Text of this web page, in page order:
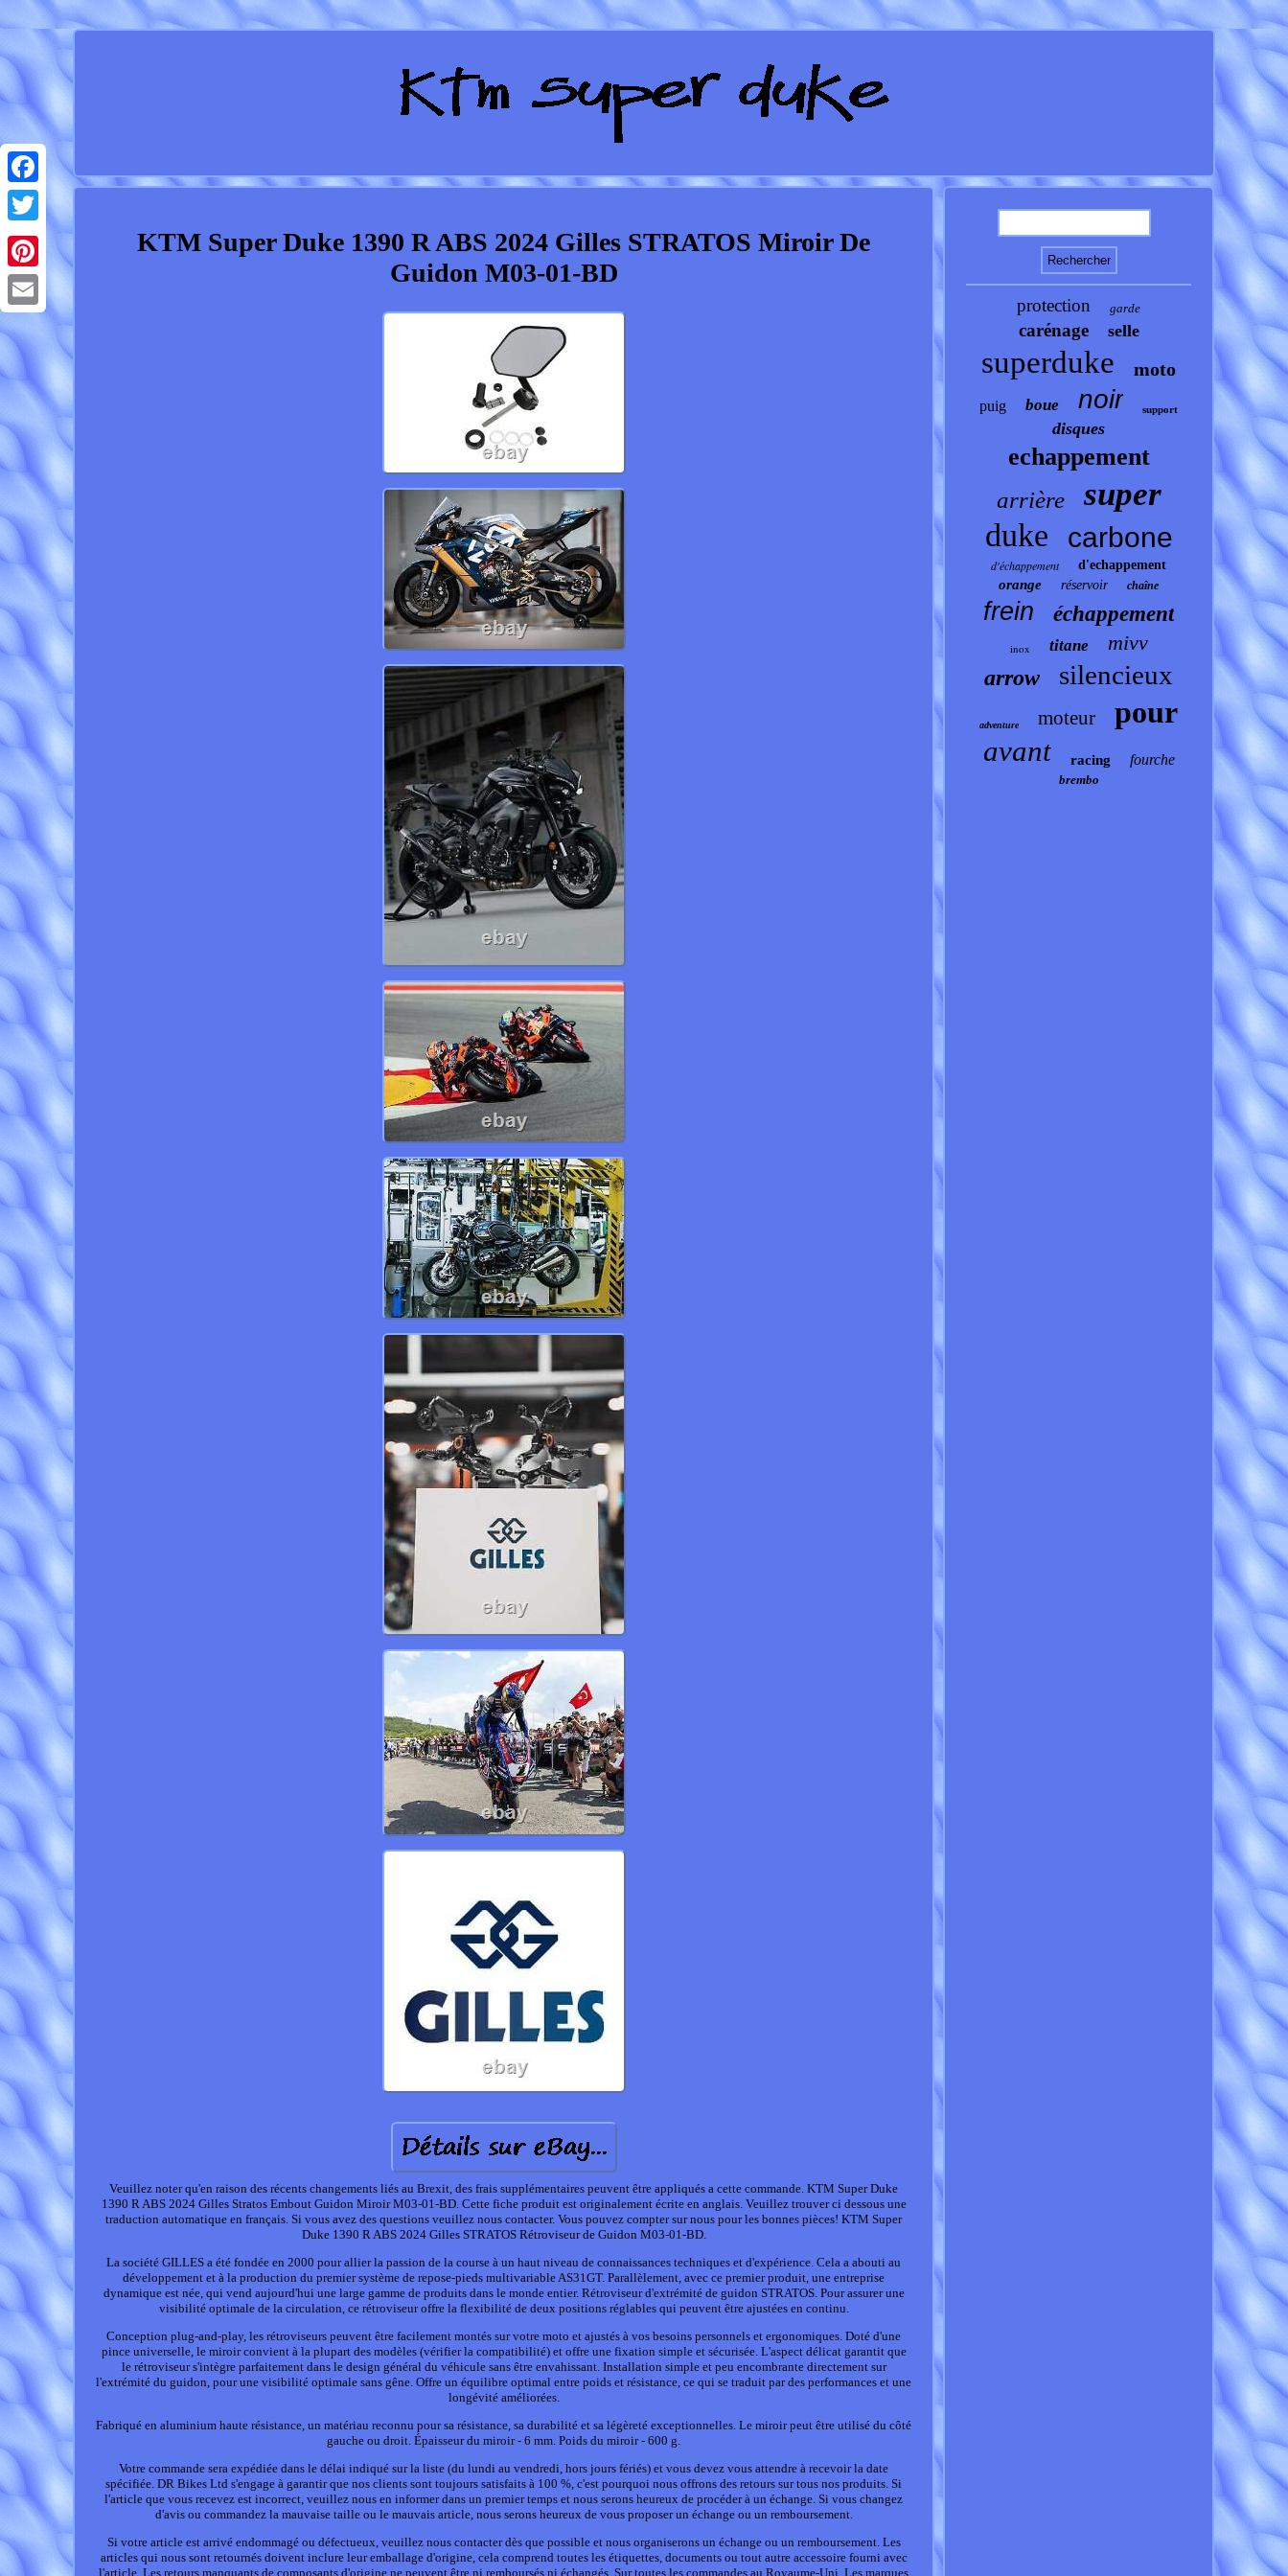
Facebook
Twitter
Pinterest
Email
KTM Super Duke 1390 R ABS 2024 Gilles STRATOS Miroir De
Guidon M03-01-BD
Veuillez noter qu'en raison des récents changements liés au Brexit, des frais supplémentaires peuvent être appliqués a cette commande. KTM Super Duke
1390 R ABS 2024 Gilles Stratos Embout Guidon Miroir M03-01-BD. Cette fiche produit est originalement écrite en anglais. Veuillez trouver ci dessous une
traduction automatique en français. Si vous avez des questions veuillez nous contacter. Vous pouvez compter sur nous pour les bonnes pièces! KTM Super
Duke 1390 R ABS 2024 Gilles STRATOS Rétroviseur de Guidon M03-01-BD.
La société GILLES a été fondée en 2000 pour allier la passion de la course à un haut niveau de connaissances techniques et d'expérience. Cela a abouti au
développement et à la production du premier système de repose-pieds multivariable AS31GT. Parallèlement, avec ce premier produit, une entreprise
dynamique est née, qui vend aujourd'hui une large gamme de produits dans le monde entier. Rétroviseur d'extrémité de guidon STRATOS. Pour assurer une
visibilité optimale de la circulation, ce rétroviseur offre la flexibilité de deux positions réglables qui peuvent être ajustées en continu.
Conception plug-and-play, les rétroviseurs peuvent être facilement montés sur votre moto et ajustés à vos besoins personnels et ergonomiques. Doté d'une
pince universelle, le miroir convient à la plupart des modèles (vérifier la compatibilité) et offre une fixation simple et sécurisée. L'aspect délicat garantit que
le rétroviseur s'intègre parfaitement dans le design général du véhicule sans être envahissant. Installation simple et peu encombrante directement sur
l'extrémité du guidon, pour une visibilité optimale sans gêne. Offre un équilibre optimal entre poids et résistance, ce qui se traduit par des performances et une
longévité améliorées.
Fabriqué en aluminium haute résistance, un matériau reconnu pour sa résistance, sa durabilité et sa légèreté exceptionnelles. Le miroir peut être utilisé du côté
gauche ou droit. Épaisseur du miroir - 6 mm. Poids du miroir - 600 g.
Votre commande sera expédiée dans le délai indiqué sur la liste (du lundi au vendredi, hors jours fériés) et vous devez vous attendre à recevoir la date
spécifiée. DR Bikes Ltd s'engage à garantir que nos clients sont toujours satisfaits à 100 %, c'est pourquoi nous offrons des retours sur tous nos produits. Si
l'article que vous recevez est incorrect, veuillez nous en informer dans un premier temps et nous serons heureux de procéder à un échange. Si vous changez
d'avis ou commandez la mauvaise taille ou le mauvais article, nous serons heureux de vous proposer un échange ou un remboursement.
Si votre article est arrivé endommagé ou défectueux, veuillez nous contacter dès que possible et nous organiserons un échange ou un remboursement. Les
articles qui nous sont retournés doivent inclure leur emballage d'origine, cela comprend toutes les étiquettes, documents ou tout autre accessoire fourni avec
l'article. Les retours manquants de composants d'origine ne peuvent être ni remboursés ni échangés. Sur toutes les commandes au Royaume-Uni. Les marques
protection garde
carénage selle
superduke moto
puig boue noir support
disques
echappement
arrière super
duke carbone
d'échappement d'echappement
orange réservoir chaîne
frein échappement
inox titane mivv
arrow silencieux
adventure moteur pour
avant racing fourche
brembo